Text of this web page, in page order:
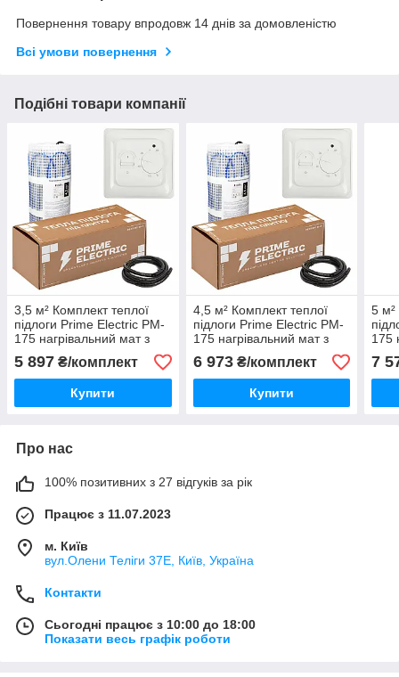
Повернення товару впродовж 14 днів за домовленістю
Всі умови повернення
Подібні товари компанії
3,5 м² Комплект теплої
підлоги Prime Electric PM-
175 нагрівальний мат з
терморегулятором білим
5 897 ₴/комплект
Купити
4,5 м² Комплект теплої
підлоги Prime Electric PM-
175 нагрівальний мат з
терморегулятором білим
6 973₴/комплект
Купити
5 м²
175
7
Про нас
100% позитивних з 27 відгуків за рік
Працює з 11.07.2023
м. Київ
вул.Олени Теліги 37Е, Київ, Україна
Контакти
Сьогодні працює з 10:00 до 18:00
Показати весь графік роботи